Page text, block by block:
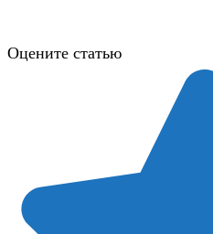
Оцените статью